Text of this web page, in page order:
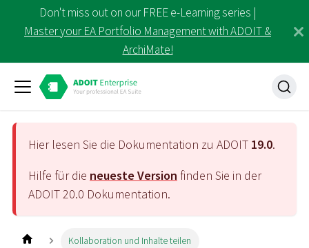
Don't miss out on our FREE e-Learning series |
Master your EA Portfolio Management with ADOIT &
ArchiMate!
Hier lesen Sie die Dokumentation zu ADOIT 19.0.
Hilfe für die neueste Version finden Sie in der
ADOIT20.0 Dokumentation.
Kollaboration und Inhalte teilen